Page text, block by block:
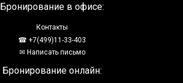
Бронирование в офисе:
Контакты
☎ +7(499)11-33-403
✉ Написать письмо
Бронирование онлайн: